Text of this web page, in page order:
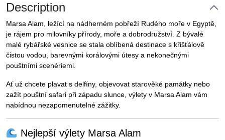
Description
Marsa Alam, ležící na nádherném pobřeží Rudého moře v Egyptě,
je rájem pro milovníky přírody, moře a dobrodružství. Z bývalé
malé rybářské vesnice se stala oblíbená destinace s křišťálově
čistou vodou, barevnými korálovými útesy a nekonečnými
pouštními scenériemi.
Ať už chcete plavat s delfíny, objevovat starověké památky nebo
zažít pouštní safari při západu slunce, výlety v Marsa Alam vám
nabídnou nezapomenutelné zážitky.
Nejlepší výlety Marsa Alam